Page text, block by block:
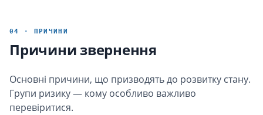
04 · ПРИЧИНИ
Причини звернення
Основні причини, що призводять до розвитку стану.
Групи ризику — кому особливо важливо
перевіритися.